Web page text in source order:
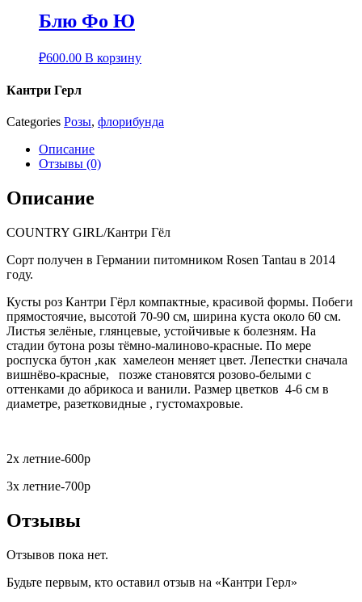
Блю Фо Ю
₽600.00 В корзину
Кантри Герл
Categories Розы, флорибунда
Описание
Отзывы (0)
Описание
COUNTRY GIRL/Кантри Гёл
Сорт получен в Германии питомником Rosen Tantau в 2014
году.
Кусты роз Кантри Гёрл компактные, красивой формы. Побеги
прямостоячие, высотой 70-90 см, ширина куста около 60 см.
Листья зелёные, глянцевые, устойчивые к болезням. На
стадии бутона розы тёмно-малиново-красные. По мере
роспуска бутон ,как хамелеон меняет цвет. Лепестки сначала
вишнёво-красные, позже становятся розово-белыми с
оттенками до абрикоса и ванили. Размер цветков 4-6 см в
диаметре, разетковидные , густомахровые.
2х летние-600р
3х летние-700р
Отзывы
Отзывов пока нет.
Будьте первым, кто оставил отзыв на «Кантри Герл»